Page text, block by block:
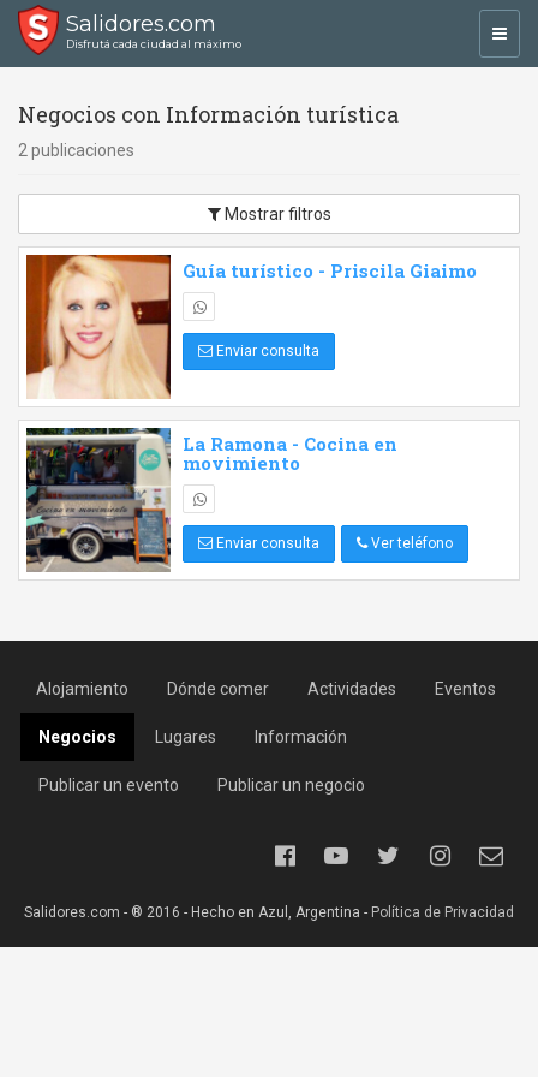
Salidores.com
Disfrutá cada ciudad al máximo
Negocios con Información turística
2 publicaciones
Mostrar filtros
Guía turístico - Priscila Giaimo
Enviar consulta
La Ramona - Cocina en
movimiento
Enviar consulta Ver teléfono
Alojamiento Dónde comer Actividades Eventos
Negocios Lugares Información
Publicar un evento Publicar un negocio
Salidores.com - ® 2016 - Hecho en Azul, Argentina - Política de Privacidad